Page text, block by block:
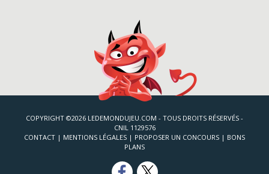
COPYRIGHT ©2026 LEDEMONDUJEU.COM - TOUS DROITS RÉSERVÉS -
CNIL 1129576
CONTACT | MENTIONS LÉGALES | PROPOSER UN CONCOURS | BONS
PLANS